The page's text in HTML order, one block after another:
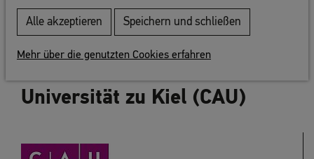
Zurück zur Liste
Universität zu Kiel (CAU)
Alle akzeptieren Speichern und schließen
Mehr über die genutzten Cookies erfahren